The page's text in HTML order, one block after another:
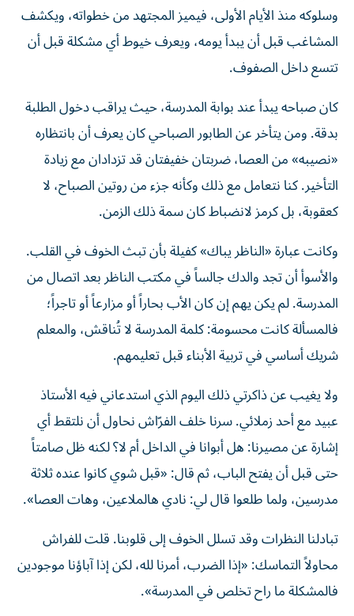
وسلوكه منذ الأيام الأولى، فيميز المجتهد من خطواته، ويكشف
المشاغب قبل أن يبدأ يومه، ويعرف خيوط أي مشكلة قبل أن
تتسع داخل الصفوف.
كان صباحه يبدأ عند بوابة المدرسة، حيث يراقب دخول الطلبة
بدقة. ومن يتأخر عن الطابور الصباحي كان يعرف أن بانتظاره
«نصيبه» من العصا، ضربتان خفيفتان قد تزدادان مع زيادة
التأخير. كنا نتعامل مع ذلك وكأنه جزء من روتين الصباح، لا
كعقوبة، بل كرمز لانضباط كان سمة ذلك الزمن.
وكانت عبارة «الناظر يباك» كفيلة بأن تبث الخوف في القلب.
والأسوأ أن تجد والدك جالساً في مكتب الناظر بعد اتصال من
المدرسة. لم يكن يهم إن كان الأب بحاراً أو مزارعاً أو تاجراً؛
فالمسألة كانت محسومة: كلمة المدرسة لا تُناقش، والمعلم
شريك أساسي في تربية الأبناء قبل تعليمهم.
ولا يغيب عن ذاكرتي ذلك اليوم الذي استدعاني فيه الأستاذ
عبيد مع أحد زملائي. سرنا خلف الفرّاش نحاول أن نلتقط أي
إشارة عن مصيرنا: هل أبوانا في الداخل أم لا؟ لكنه ظل صامتاً
حتى قبل أن يفتح الباب، ثم قال: «قبل شوي كانوا عنده ثلاثة
مدرسين، ولما طلعوا قال لي: نادي هالملاعين، وهات العصا».
تبادلنا النظرات وقد تسلل الخوف إلى قلوبنا. قلت للفراش
محاولاً التماسك: «إذا الضرب، أمرنا لله، لكن إذا آباؤنا موجودين
فالمشكلة ما راح تخلص في المدرسة».